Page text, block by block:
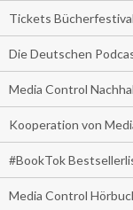
Tickets
Die Deutschen
Media Control
Kooperation von
#BookTok
Media Control